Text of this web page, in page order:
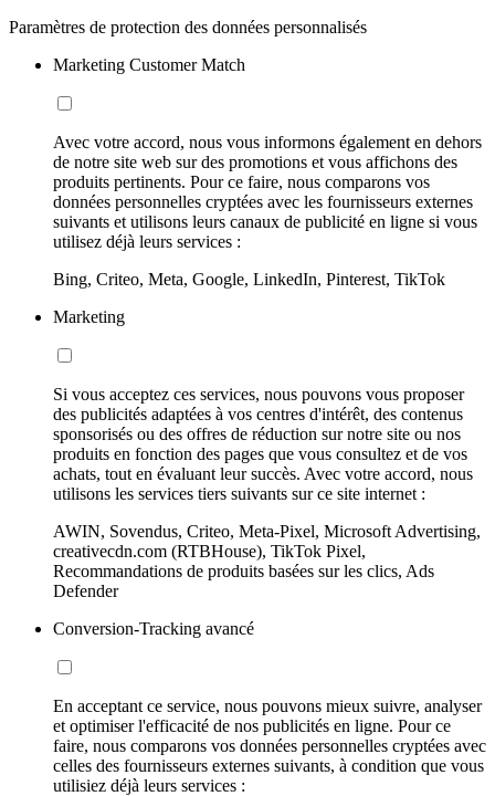
Paramètres de protection des données personnalisés
Marketing Customer Match
Avec votre accord, nous vous informons également en dehors
de notre site web sur des promotions et vous affichons des
produits pertinents. Pour ce faire, nous comparons vos
données personnelles cryptées avec les fournisseurs externes
suivants et utilisons leurs canaux de publicité en ligne si vous
utilisez déjà leurs services :
Bing, Criteo, Meta, Google, LinkedIn, Pinterest, TikTok
Marketing
Si vous acceptez ces services, nous pouvons vous proposer
des publicités adaptées à vos centres d'intérêt, des contenus
sponsorisés ou des offres de réduction sur notre site ou nos
produits en fonction des pages que vous consultez et de vos
achats, tout en évaluant leur succès. Avec votre accord, nous
utilisons les services tiers suivants sur ce site internet :
AWIN, Sovendus, Criteo, Meta-Pixel, Microsoft Advertising,
creativecdn.com (RTBHouse), TikTok Pixel,
Recommandations de produits basées sur les clics, Ads
Defender
Conversion-Tracking avancé
En acceptant ce service, nous pouvons mieux suivre, analyser
et optimiser l'efficacité de nos publicités en ligne. Pour ce
faire, nous comparons vos données personnelles cryptées avec
celles des fournisseurs externes suivants, à condition que vous
utilisiez déjà leurs services :